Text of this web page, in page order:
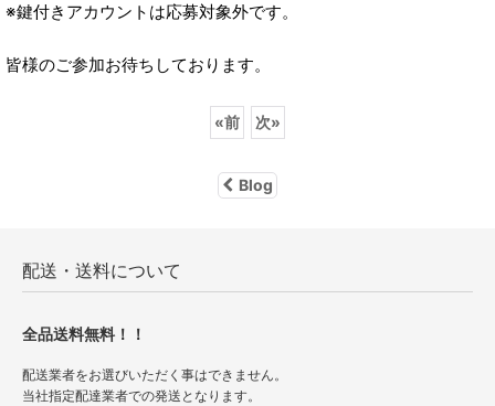
※鍵付きアカウントは応募対象外です。
皆様のご参加お待ちしております。
«前 次»
Blog
配送・送料について
全品送料無料！！
配送業者をお選びいただく事はできません。
当社指定配達業者での発送となります。